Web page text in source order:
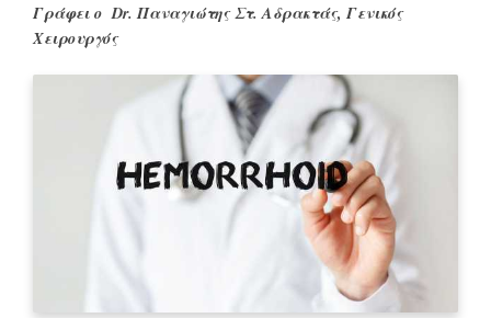
Γράφει οDr. Παναγιώτης Στ. Αδρακτάς, Γενικός
Χειρουργός